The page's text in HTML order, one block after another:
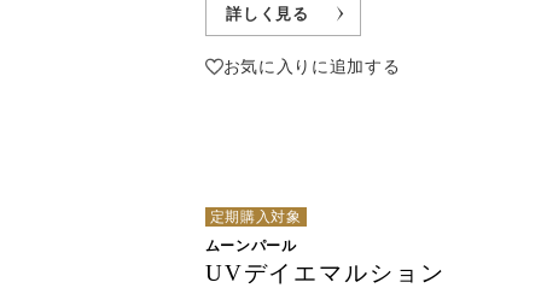
詳しく見る
お気に入りに追加する
定期購入対象
ムーンパール
UVデイエマルション